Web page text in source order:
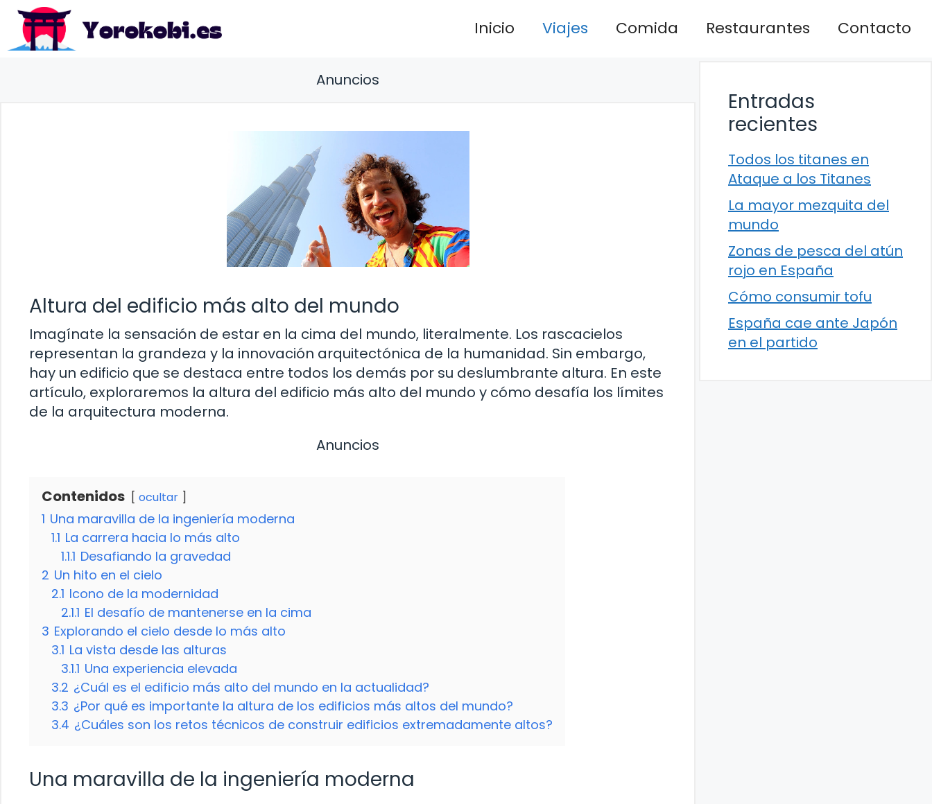
Saltar
contenido
Inicio Viajes Comida Restaurantes Contacto
Anuncios
Altura del edificio más alto del mundo
Imagínate la sensación de estar en la cima del mundo, literalmente. Los rascacielos
representan la grandeza y la innovación arquitectónica de la humanidad. Sin embargo,
hay un edificio que se destaca entre todos los demás por su deslumbrante altura. En este
artículo, exploraremos la altura del edificio más alto del mundo y cómo desafía los límites
de la arquitectura moderna.
Anuncios
Contenidos ocultar
1 Una maravilla de la ingeniería moderna
1.1 La carrera hacia lo más alto
1.1.1 Desafiando la gravedad
2 Un hito en el cielo
2.1 Icono de la modernidad
2.1.1 El desafío de mantenerse en la cima
3 Explorando el cielo desde lo más alto
3.1 La vista desde las alturas
3.1.1 Una experiencia elevada
3.2 ¿Cuál es el edificio más alto del mundo en la actualidad?
3.3 ¿Por qué es importante la altura de los edificios más altos del mundo?
3.4 ¿Cuáles son los retos técnicos de construir edificios extremadamente altos?
Una maravilla de la ingeniería moderna
Entradas
recientes
Todos los titanes en
Ataque a los Titanes
La mayor mezquita del
mundo
Zonas de pesca del atún
rojo en España
Cómo consumir tofu
España cae ante Japón
en el partido